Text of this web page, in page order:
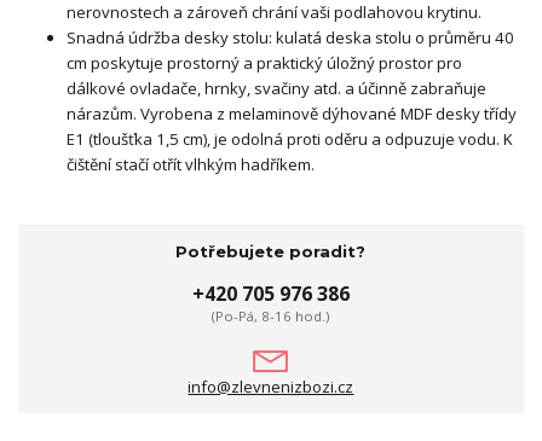
nerovnostech a zároveň chrání vaši podlahovou krytinu.
Snadná údržba desky stolu: kulatá deska stolu o průměru 40
cm poskytuje prostorný a praktický úložný prostor pro
dálkové ovladače, hrnky, svačiny atd. a účinně zabraňuje
nárazům. Vyrobena z melaminově dýhované MDF desky třídy
E1 (tloušťka 1,5 cm), je odolná proti oděru a odpuzuje vodu. K
čištění stačí otřít vlhkým hadříkem.
Potřebujete poradit?
+420 705 976 386
(Po-Pá, 8-16 hod.)
info@zlevnenizbozi.cz